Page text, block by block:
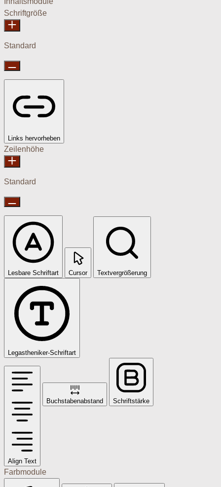
Schriftgröße
Standard
Links hervorheben
Zeilenhöhe
Standard
Lesbare Schriftart Cursor Textvergrößerung
Legastheniker-Schriftart
Align Text
Buchstabenabstand Schriftstärke
Farbmodule